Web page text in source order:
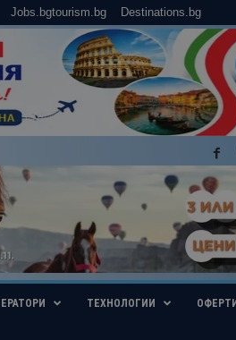
Jobs.bgtourism.bg Destinations.bg
ТЕХНОЛОГИИ ОФЕРТИ